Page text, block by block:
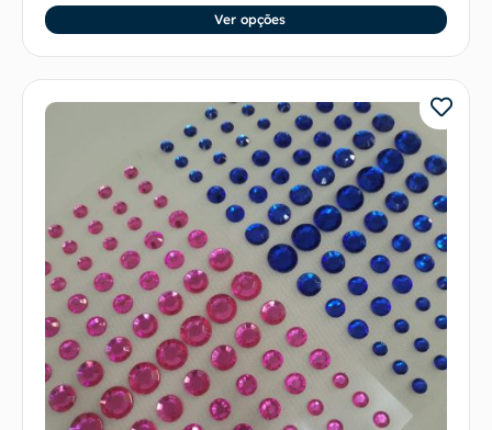
Ver opções